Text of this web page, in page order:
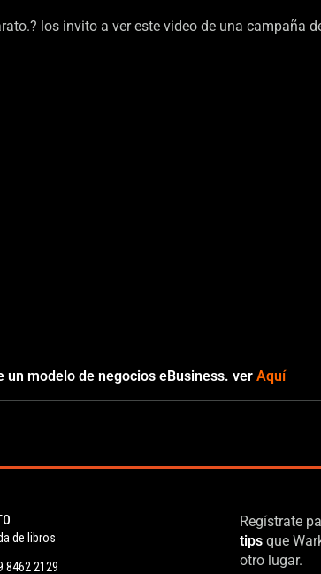
los invito a ver este video de una campaña
modelo de negocios eBusiness. ver Aquí
de libros
8462 2129
Regístrate
tipsque
otro lugar.